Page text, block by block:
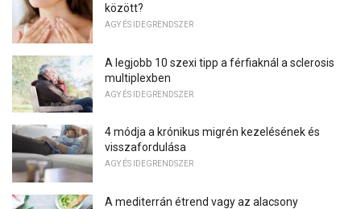
között?
AGY ÉS IDEGRENDSZER
A legjobb 10 szexi tipp a férfiaknál a sclerosis
multiplexben
AGY ÉS IDEGRENDSZER
4 módja a krónikus migrén kezelésének és
visszafordulása
AGY ÉS IDEGRENDSZER
A mediterrán étrend vagy az alacsony